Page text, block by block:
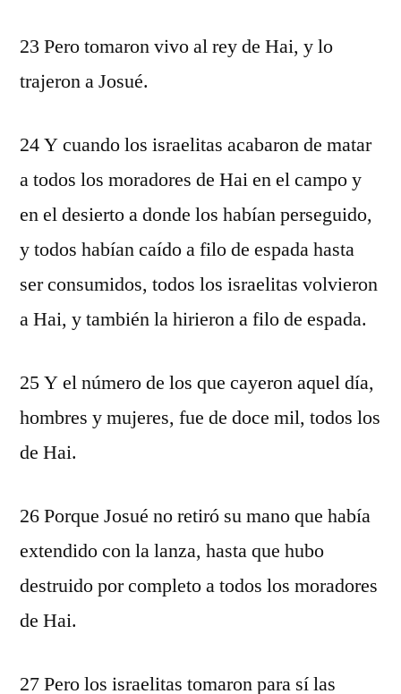
23 Pero tomaron vivo al rey de Hai, y lo
trajeron a Josué.
24 Y cuando los israelitas acabaron de matar
a todos los moradores de Hai en el campo y
en el desierto a donde los habían perseguido,
y todos habían caído a filo de espada hasta
ser consumidos, todos los israelitas volvieron
a Hai, y también la hirieron a filo de espada.
25 Y el número de los que cayeron aquel día,
hombres y mujeres, fue de doce mil, todos los
de Hai.
26 Porque Josué no retiró su mano que había
extendido con la lanza, hasta que hubo
destruido por completo a todos los moradores
de Hai.
27 Pero los israelitas tomaron para sí las